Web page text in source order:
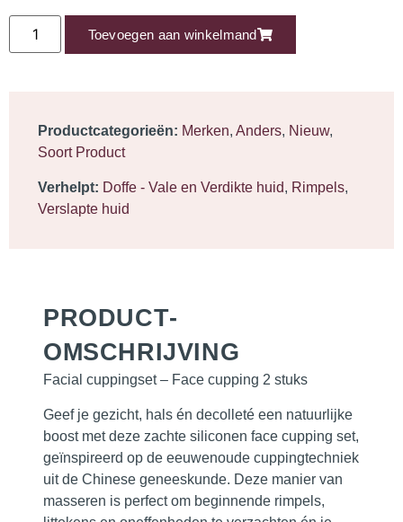
Toevoegen aan winkelmand
Productcategorieën: Merken, Anders, Nieuw,
Soort Product
Verhelpt: Doffe - Vale en Verdikte huid, Rimpels,
Verslapte huid
PRODUCT­
OMSCHRIJVING
Facial cuppingset – Face cupping 2 stuks
Geef je gezicht, hals én decolleté een natuurlijke
boost met deze zachte siliconen face cupping set,
geïnspireerd op de eeuwenoude cuppingtechniek
uit de Chinese geneeskunde. Deze manier van
masseren is perfect om beginnende rimpels,